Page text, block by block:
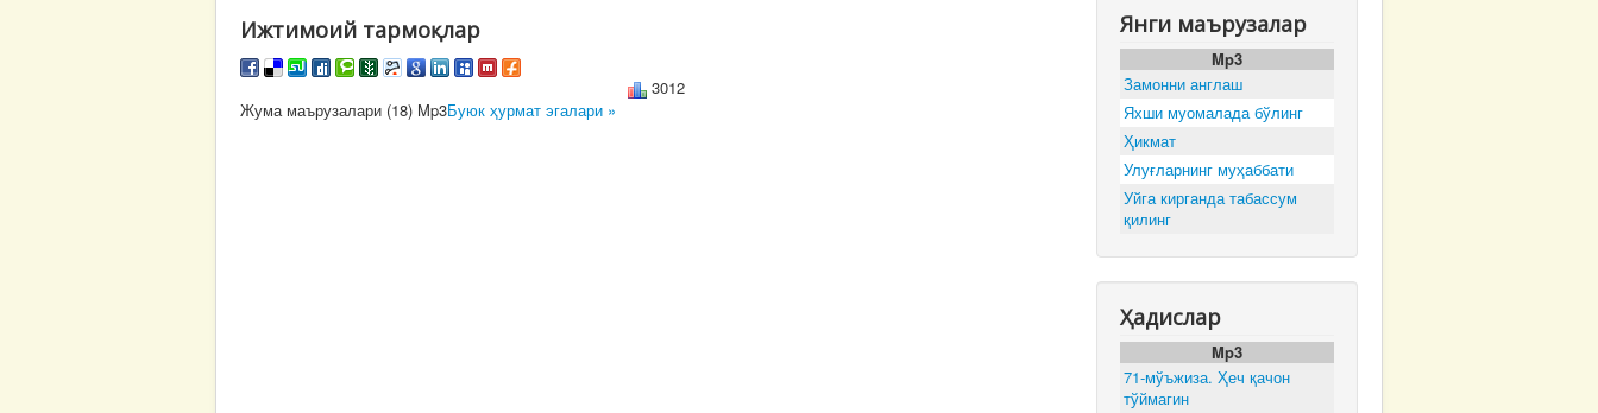
Ижтимоий тармоқлар
3012
Жума маърузалари (18) Mp3Буюк ҳурмат эгалари »
Янги маърузалар
Mp3
Замонни англаш
Яхши муомалада бўлинг
Ҳикмат
Улуғларнинг муҳаббати
Уйга кирганда табассум
қилинг
Ҳадислар
Mp3
71-мўъжиза. Ҳеч қачон
тўймагин